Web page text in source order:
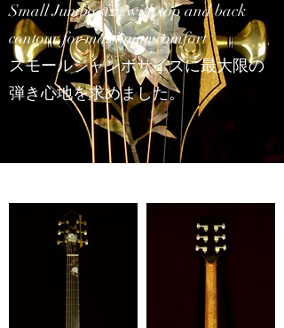
Small Jumbo size with top and back
contour for maximum comfort
​​スモールジャンボサイズに最大限の
弾き心地を求めました。